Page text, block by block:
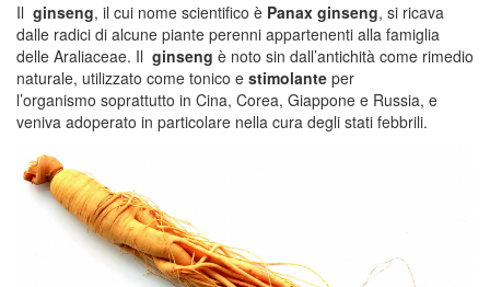
Il ginseng, il cui nome scientifico è Panax ginseng, si ricava
dalle radici di alcune piante perenni appartenenti alla famiglia
delle Araliaceae. Il ginseng è noto sin dall’antichità come rimedio
naturale, utilizzato come tonico e stimolante per
l’organismo soprattutto in Cina, Corea, Giappone e Russia, e
veniva adoperato in particolare nella cura degli stati febbrili.